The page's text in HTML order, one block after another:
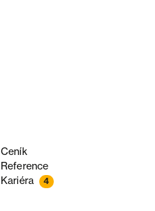
Ceník
Reference
Kariéra 4